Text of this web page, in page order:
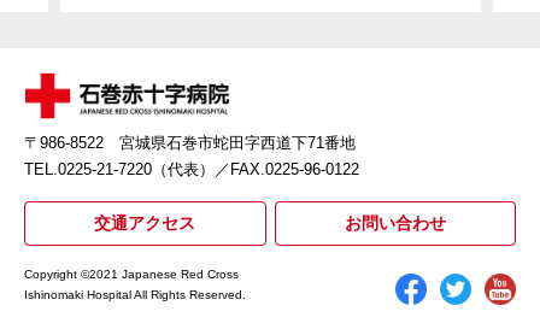
〒986-8522 宮城県石巻市蛇田字西道下71番地
TEL.0225-21-7220（代表）
／FAX.0225-96-0122
交通アクセス お問い合わせ
Copyright ©2021 Japanese Red Cross
Ishinomaki Hospital All Rights Reserved.